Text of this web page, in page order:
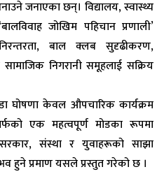
जनाएका छन्। विद्यालय, स्वास्थ्य
जोखिम पहिचान प्रणाली’
बाल क्लब सुदृढीकरण,
निगरानी समूहलाई सक्रिय
घोषणा केवल औपचारिक कार्यक्रम
एक महत्वपूर्ण मोडका रूपमा
संस्था र युवाहरूको साझा
हुने प्रमाण यसले प्रस्तुत गरेको छ ।